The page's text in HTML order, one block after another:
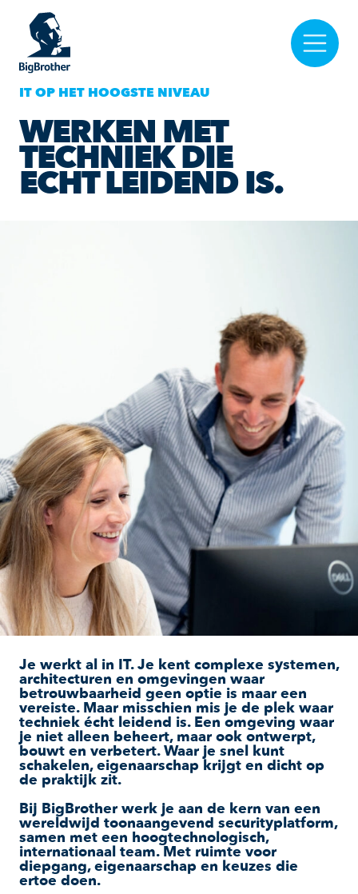
IT OP HET HOOGSTE NIVEAU
WERKEN MET
TECHNIEK DIE
ECHT LEIDEND IS.
Je werkt al in IT. Je kent complexe systemen,
architecturen en omgevingen waar
betrouwbaarheid geen optie is maar een
vereiste. Maar misschien mis je de plek waar
techniek écht leidend is. Een omgeving waar
je niet alleen beheert, maar ook ontwerpt,
bouwt en verbetert. Waar je snel kunt
schakelen, eigenaarschap krijgt en dicht op
de praktijk zit.
Bij BigBrother werk je aan de kern van een
wereldwijd toonaangevend securityplatform,
samen met een hoogtechnologisch,
internationaal team. Met ruimte voor
diepgang, eigenaarschap en keuzes die
ertoe doen.